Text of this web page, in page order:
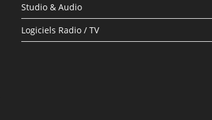
Studio & Audio
Logiciels Radio / TV